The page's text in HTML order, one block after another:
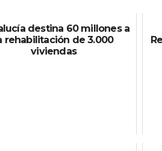
destina 60 millones a
rehabilitación de 3.000
viviendas